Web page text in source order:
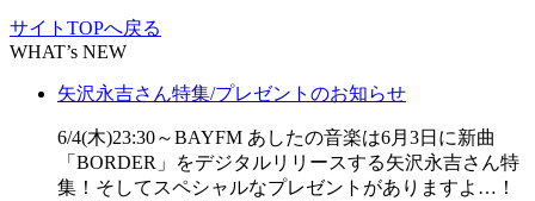
サイトTOPへ戻る
WHAT’s NEW
矢沢永吉さん特集/プレゼントのお知らせ
6/4(木)23:30～BAYFM あしたの音楽は6月3日に新曲
「BORDER」をデジタルリリースする矢沢永吉さん特
集！そしてスペシャルなプレゼントがありますよ…！